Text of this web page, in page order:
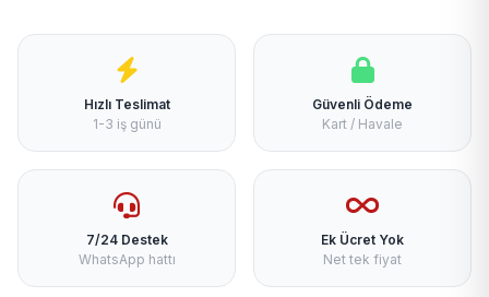
Hızlı Teslimat
1-3 iş günü
Güvenli Ödeme
Kart / Havale
7/24 Destek
WhatsApp hattı
Ek Ücret Yok
Net tek fiyat